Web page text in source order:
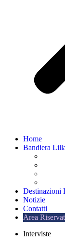
Home
Bandiera
Destinazioni
Notizie
Contatti
Area
Interviste